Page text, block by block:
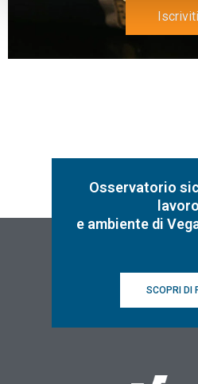
Iscriviti
Osservatorio
lavoro
e ambiente di
SCOPRI DI